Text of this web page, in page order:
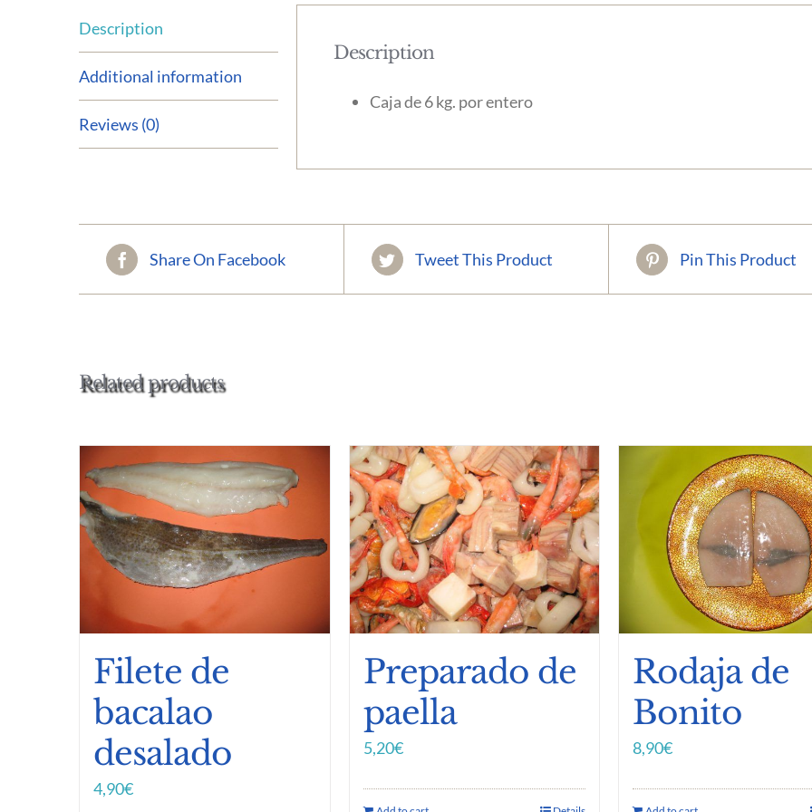
Description
Additional information
Reviews (0)
Description
Caja de 6 kg. por entero
Share On Facebook Tweet This Product Pin This Product
Related products
Filete de
bacalao
desalado
4,90€
Preparado de
paella
5,20€
Rodaja de
Bonito
8,90€